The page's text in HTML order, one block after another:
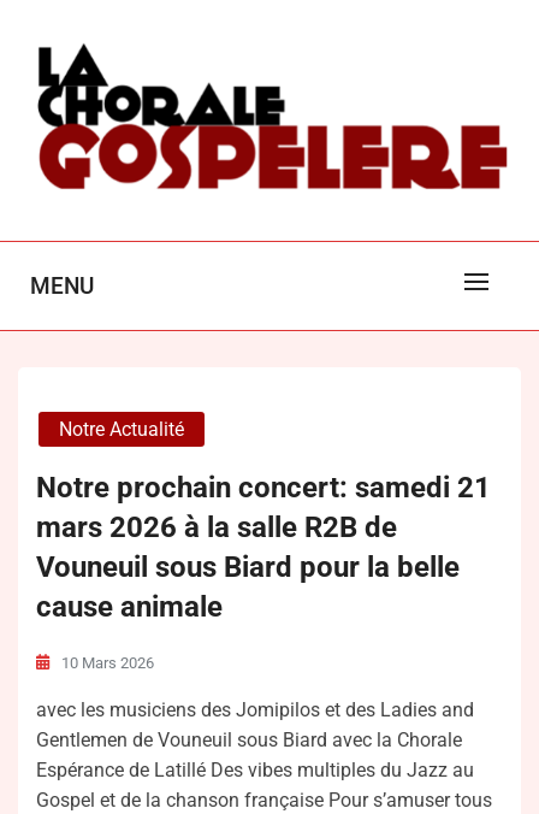
content
LA CHORALE GOSPEL'ÈRE
MENU
Notre Actualité
Notre prochain concert: samedi 21
mars 2026 à la salle R2B de
Vouneuil sous Biard pour la belle
cause animale
10 Mars 2026
avec les musiciens des Jomipilos et des Ladies and
Gentlemen de Vouneuil sous Biard avec la Chorale
Espérance de Latillé Des vibes multiples du Jazz au
Gospel et de la chanson française Pour s’amuser tous